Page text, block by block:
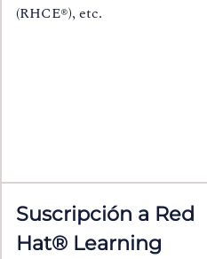
(RHCE®), etc.
Suscripción a Red
Hat® Learning